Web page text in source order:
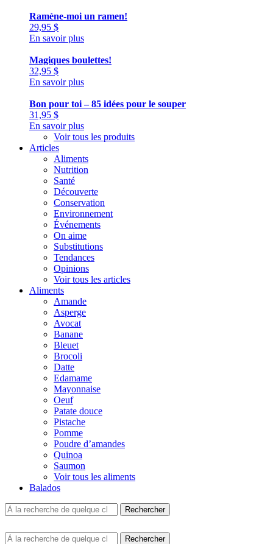
Ramène-moi un ramen!
29,95 $
En savoir plus
Magiques boulettes!
32,95 $
En savoir plus
Bon pour toi – 85 idées pour le souper
31,95 $
En savoir plus
Voir tous les produits
Articles
Aliments
Nutrition
Santé
Découverte
Conservation
Environnement
Événements
On aime
Substitutions
Tendances
Opinions
Voir tous les articles
Aliments
Amande
Asperge
Avocat
Banane
Bleuet
Brocoli
Datte
Edamame
Mayonnaise
Oeuf
Patate douce
Pistache
Pomme
Poudre d’amandes
Quinoa
Saumon
Voir tous les aliments
Balados